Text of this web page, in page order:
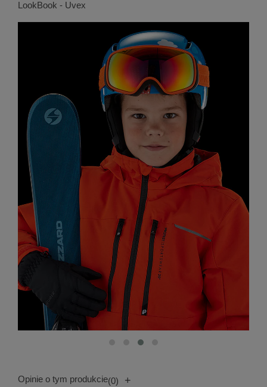
LookBook - Uvex
Opinie o tym produkcie(0) +